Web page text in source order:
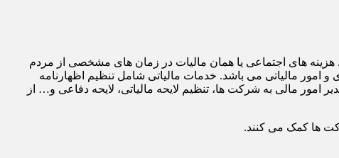
هزینه های اجتماعی یا همان مالیات در زمان های مشخصی از مردم
مالیاتی می باشد. خدمات مالیاتی شامل تنظیم اظهارنامه
مالی به شرکت ها، تنظیم لایحه مالیاتی، لایحه دفاعی و… از
ها کمک می کنند.